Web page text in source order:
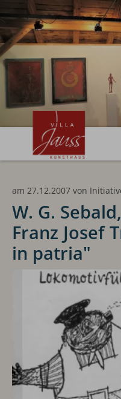
Ausstellungen
Veranstaltungen
Kunsthaus
Haus Bonatz
Archiv
am 27.12.2007 von
W. G.
Franz Josef
in patria"